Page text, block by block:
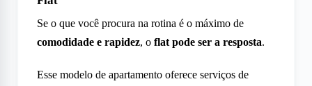
Se o que você procura na rotina é o máximo de
comodidade e rapidez, o flat pode ser a resposta.
Esse modelo de apartamento oferece serviços de